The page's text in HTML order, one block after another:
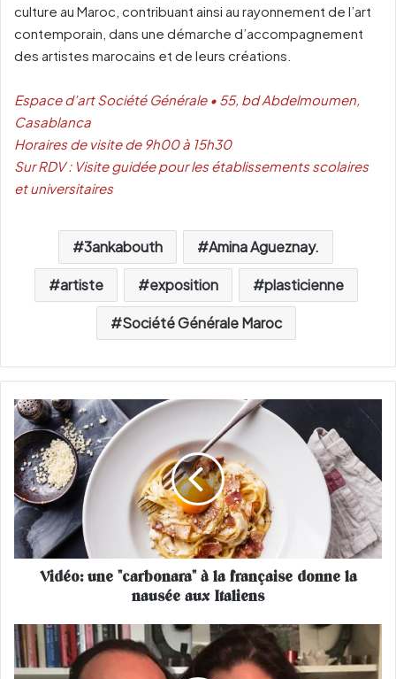
culture au Maroc, contribuant ainsi au rayonnement de l’art
contemporain, dans une démarche d’accompagnement
des artistes marocains et de leurs créations.
Espace d’art Société Générale • 55, bd Abdelmoumen,
Casablanca
Horaires de visite de 9h00 à 15h30
Sur RDV : Visite guidée pour les établissements scolaires
et universitaires
3ankabouth Amina Agueznay.
artiste exposition plasticienne
Société Générale Maroc
V
i
d
é
o
:
u
e
r
b
o
Vidéo: une "carbonara" à la française donne la
nausée aux Italiens
F
r
a